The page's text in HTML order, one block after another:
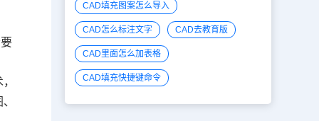
CAD填充图案怎么导入
CAD怎么标注文字 CAD去教育版
CAD里面怎么加表格
CAD填充快捷键命令